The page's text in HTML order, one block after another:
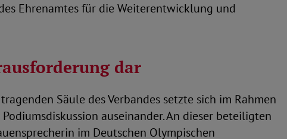
Ehrenamtes für die Weiterentwicklung und
dar
Säule des Verbandes setzte sich im Rahmen
auseinander. An dieser beteiligten
im Deutschen Olympischen